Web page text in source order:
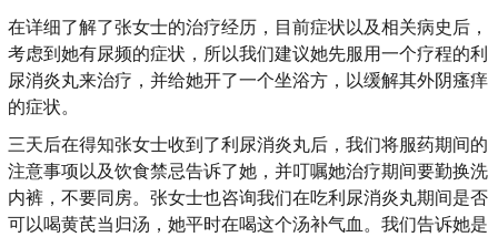
在详细了解了张女士的治疗经历，目前症状以及相关病史后，
考虑到她有尿频的症状，所以我们建议她先服用一个疗程的利
尿消炎丸来治疗，并给她开了一个坐浴方，以缓解其外阴瘙痒
的症状。
三天后在得知张女士收到了利尿消炎丸后，我们将服药期间的
注意事项以及饮食禁忌告诉了她，并叮嘱她治疗期间要勤换洗
内裤，不要同房。张女士也咨询我们在吃利尿消炎丸期间是否
可以喝黄芪当归汤，她平时在喝这个汤补气血。我们告诉她是